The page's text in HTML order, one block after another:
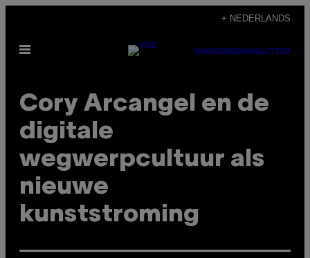
de
+ NEDERLANDS
Open
SUBSCRIBENEWSLETTER
Cory Arcangel en de
digitale
wegwerpcultuur als
nieuwe
kunststroming